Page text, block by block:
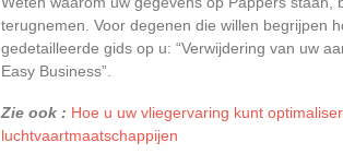
terugnemen. Voor degenen die willen begrijpen
gedetailleerde gids op u: “Verwijdering van uw
Easy Business”.
Zie ook : Hoe u uw vliegervaring kunt
luchtvaartmaatschappijen